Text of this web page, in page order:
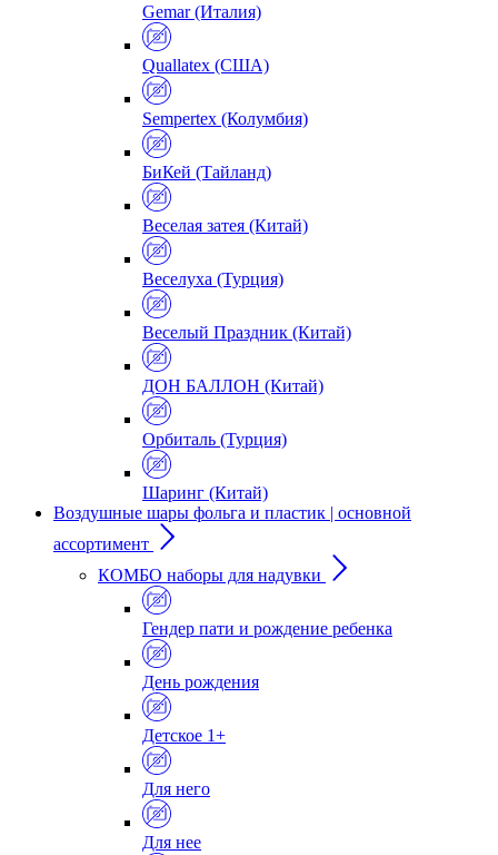
Gemar (Италия)
Quallatex (США)
Sempertex (Колумбия)
БиКей (Тайланд)
Веселая затея (Китай)
Веселуха (Турция)
Веселый Праздник (Китай)
ДОН БАЛЛОН (Китай)
Орбиталь (Турция)
Шаринг (Китай)
Воздушные шары фольга и пластик | основной
ассортимент
КОМБО наборы для надувки
Гендер пати и рождение ребенка
День рождения
Детское 1+
Для него
Для нее